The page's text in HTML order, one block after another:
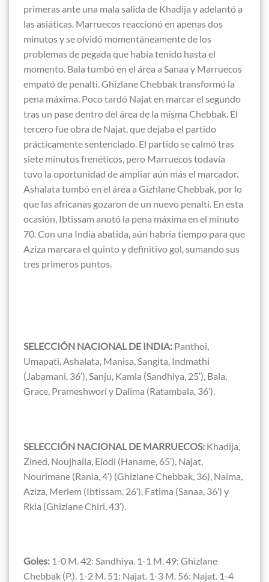
primeras ante una mala salida de Khadija y adelantó a
las asiáticas. Marruecos reaccionó en apenas dos
minutos y se olvidó momentáneamente de los
problemas de pegada que había tenido hasta el
momento. Bala tumbó en el área a Sanaa y Marruecos
empató de penalti. Ghizlane Chebbak transformó la
pena máxima. Poco tardó Najat en marcar el segundo
tras un pase dentro del área de la misma Chebbak. El
tercero fue obra de Najat, que dejaba el partido
prácticamente sentenciado. El partido se calmó tras
siete minutos frenéticos, pero Marruecos todavía
tuvo la oportunidad de ampliar aún más el marcador.
Ashalata tumbó en el área a Gizhlane Chebbak, por lo
que las africanas gozaron de un nuevo penalti. En esta
ocasión, Ibtissam anotó la pena máxima en el minuto
70. Con una India abatida, aún habría tiempo para que
Aziza marcara el quinto y definitivo gol, sumando sus
tres primeros puntos.
SELECCIÓN NACIONAL DE INDIA: Panthoi,
Umapati, Ashalata, Manisa, Sangita, Indmathi
(Jabamani, 36′), Sanju, Kamla (Sandhiya, 25′), Bala,
Grace, Prameshwori y Dalima (Ratambala, 36′).
SELECCIÓN NACIONAL DE MARRUECOS: Khadija,
Zined, Noujhaila, Elodi (Haname, 65′), Najat,
Nourimane (Rania, 4′) (Ghizlane Chebbak, 36), Naima,
Aziza, Meriem (Ibtissam, 26′), Fatima (Sanaa, 36′) y
Rkia (Ghizlane Chiri, 43′).
Goles: 1-0 M. 42: Sandhiya. 1-1 M. 49: Ghizlane
Chebbak (P.). 1-2 M. 51: Najat. 1-3 M. 56: Najat. 1-4